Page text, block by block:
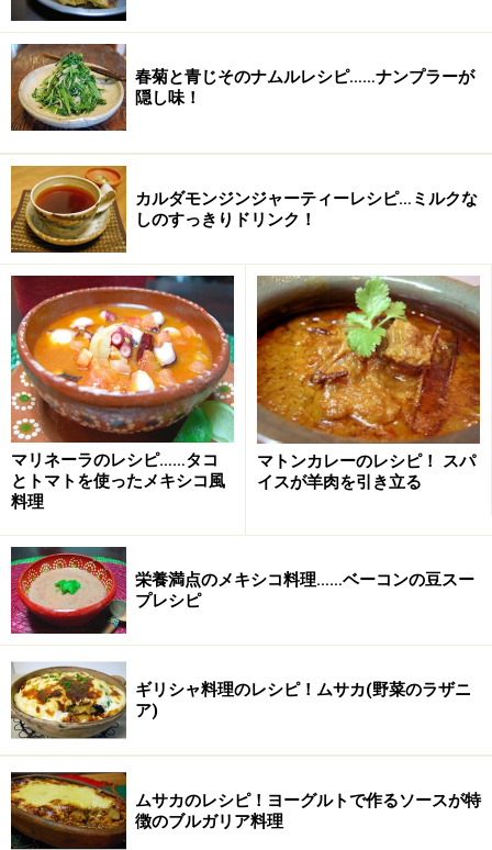
楽天市場で人気レシピの書籍をチェック！
春菊と青じそのナムルレシピ……ナンプラーが
隠し味！
カルダモンジンジャーティーレシピ…ミルクな
しのすっきりドリンク！
マリネーラのレシピ……タコ
とトマトを使ったメキシコ風
料理
マトンカレーのレシピ！ スパ
イスが羊肉を引き立る
栄養満点のメキシコ料理……ベーコンの豆スー
プレシピ
ギリシャ料理のレシピ！ムサカ(野菜のラザニ
ア)
ムサカのレシピ！ヨーグルトで作るソースが特
徴のブルガリア料理